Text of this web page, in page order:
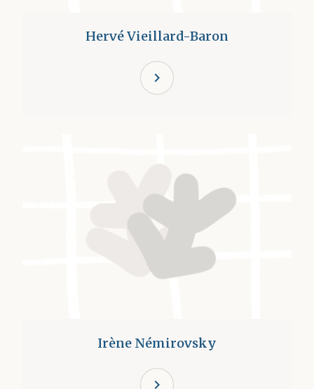
Hervé Vieillard-Baron
chevron_right
Irène Némirovsky
chevron_right